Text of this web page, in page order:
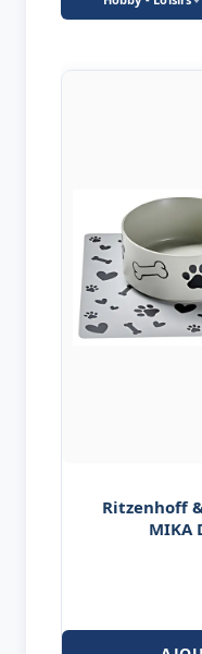
Ritzenhoff
MIKA